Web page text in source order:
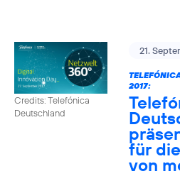
Credits: Telefónica
Deutschland
21.
2017:
für
von